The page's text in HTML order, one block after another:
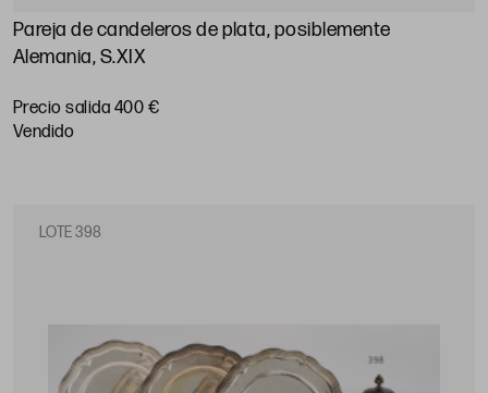
Pareja de candeleros de plata, posiblemente
Alemania, S.XIX
Precio salida 400 €
vendido
LOTE 398